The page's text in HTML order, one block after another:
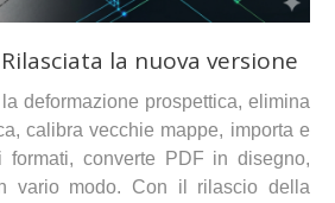
la nuova versione
deformazione prospettica, elimina
calibra vecchie mappe, importa e
formati, converte PDF in disegno,
vario modo. Con il rilascio della